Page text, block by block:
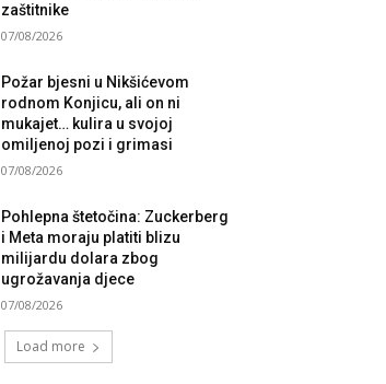
zaštitnike
07/08/2026
Požar bjesni u Nikšićevom
rodnom Konjicu, ali on ni
mukajet… kulira u svojoj
omiljenoj pozi i grimasi
07/08/2026
Pohlepna štetočina: Zuckerberg
i Meta moraju platiti blizu
milijardu dolara zbog
ugrožavanja djece
07/08/2026
Load more